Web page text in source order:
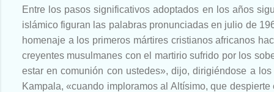
Entre los pasos significativos adoptados en los años
islámico figuran las palabras pronunciadas en julio de
homenaje a los primeros mártires cristianos africanos
creyentes musulmanes con el martirio sufrido por los
estar en comunión con ustedes», dijo, dirigiéndose a
Kampala, «cuando imploramos al Altísimo, que